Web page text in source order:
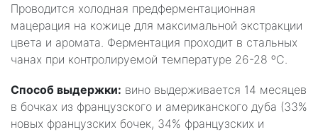
Проводится холодная предферментационная
мацерация на кожице для максимальной экстракции
цвета и аромата. Ферментация проходит в стальных
чанах при контролируемой температуре 26-28 ºC.
Способ выдержки: вино выдерживается 14 месяцев
в бочках из французского и американского дуба (33%
новых французских бочек, 34% французских и